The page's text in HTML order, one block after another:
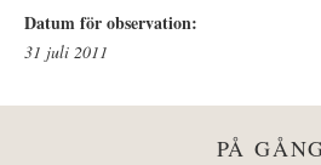
Datum för observation:
31 juli 2011
PÅ